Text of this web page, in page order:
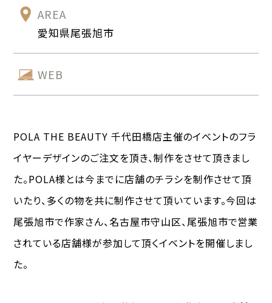
AREA
愛知県尾張旭市
WEB
POLA THE BEAUTY 千代田橋店主催のイベントのフラ
イヤーデザインのご注文を頂き、制作をさせて頂きまし
た。POLA様とは今までに店舗のチラシを制作させて頂
いたり、多くの物を共に制作させて頂いています。今回は
尾張旭市で作家さん、名古屋市守山区、尾張旭市で営業
されている店舗様が参加して頂くイベントを開催しまし
た。